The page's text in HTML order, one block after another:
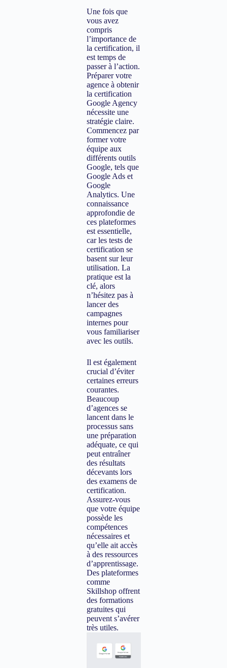
Une fois que
vous avez
compris
l’importance de
la certification, il
est temps de
passer à l’action.
Préparer votre
agence à obtenir
la certification
Google Agency
nécessite une
stratégie claire.
Commencez par
former votre
équipe aux
différents outils
Google, tels que
Google Ads et
Google
Analytics. Une
connaissance
approfondie de
ces plateformes
est essentielle,
car les tests de
certification se
basent sur leur
utilisation. La
pratique est la
clé, alors
n’hésitez pas à
lancer des
campagnes
internes pour
vous familiariser
avec les outils.
Il est également
crucial d’éviter
certaines erreurs
courantes.
Beaucoup
d’agences se
lancent dans le
processus sans
une préparation
adéquate, ce qui
peut entraîner
des résultats
décevants lors
des examens de
certification.
Assurez-vous
que votre équipe
possède les
compétences
nécessaires et
qu’elle ait accès
à des ressources
d’apprentissage.
Des plateformes
comme
Skillshop offrent
des formations
gratuites qui
peuvent s’avérer
très utiles.